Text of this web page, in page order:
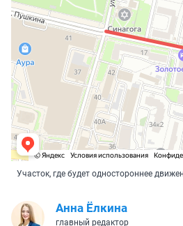
Участок, где будет одностороннее
Анна Ёлкина
главный редактор